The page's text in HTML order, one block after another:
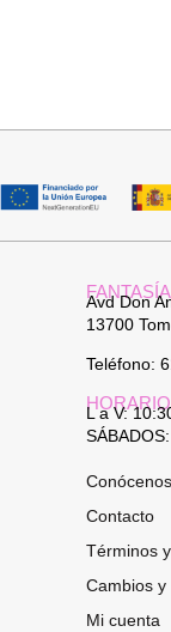
Avd Don
13700
Teléfono:
HORARIO
L a V:
Conócenos
Contacto
Términos
Cambios y
Mi cuenta